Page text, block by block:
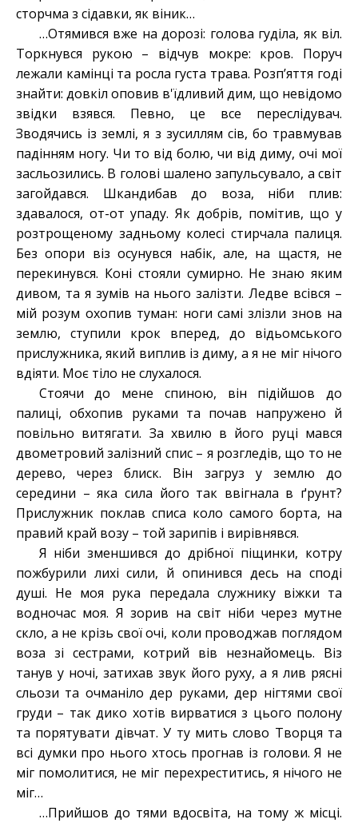
сторчма з сідавки, як віник…
…Отямився вже на дорозі: голова гуділа, як віл.
Торкнувся рукою – відчув мокре: кров. Поруч
лежали камінці та росла густа трава. Розп’яття годі
знайти: довкіл оповив в'їдливий дим, що невідомо
звідки взявся. Певно, це все переслідувач.
Зводячись із землі, я з зусиллям сів, бо травмував
падінням ногу. Чи то від болю, чи від диму, очі мої
засльозились. В голові шалено запульсувало, а світ
загойдався. Шкандибав до воза, ніби плив:
здавалося, от-от упаду. Як добрів, помітив, що у
розтрощеному задньому колесі стирчала палиця.
Без опори віз осунувся набік, але, на щастя, не
перекинувся. Коні стояли сумирно. Не знаю яким
дивом, та я зумів на нього залізти. Ледве всівся –
мій розум охопив туман: ноги самі злізли знов на
землю, ступили крок вперед, до відьомського
прислужника, який виплив із диму, а я не міг нічого
вдіяти. Моє тіло не слухалося.
Стоячи до мене спиною, він підійшов до
палиці, обхопив руками та почав напружено й
повільно витягати. За хвилю в його руці мався
двометровий залізний спис – я розгледів, що то не
дерево, через блиск. Він загруз у землю до
середини – яка сила його так ввігнала в ґрунт?
Прислужник поклав списа коло самого борта, на
правий край возу – той зарипів і вирівнявся.
Я ніби зменшився до дрібної піщинки, котру
пожбурили лихі сили, й опинився десь на споді
душі. Не моя рука передала служнику віжки та
водночас моя. Я зорив на світ ніби через мутне
скло, а не крізь свої очі, коли проводжав поглядом
воза зі сестрами, котрий вів незнайомець. Віз
танув у ночі, затихав звук його руху, а я лив рясні
сльози та очманіло дер руками, дер нігтями свої
груди – так дико хотів вирватися з цього полону
та порятувати дівчат. У ту мить слово Творця та
всі думки про нього хтось прогнав із голови. Я не
міг помолитися, не міг перехреститись, я нічого не
міг…
…Прийшов до тями вдосвіта, на тому ж місці.